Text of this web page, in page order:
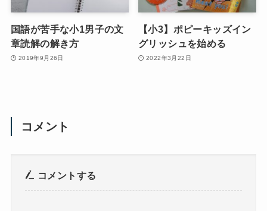
国語が苦手な小1男子の文
章読解の解き方
2019年9月26日
【小3】ポピーキッズイン
グリッシュを始める
2022年3月22日
コメント
コメントする